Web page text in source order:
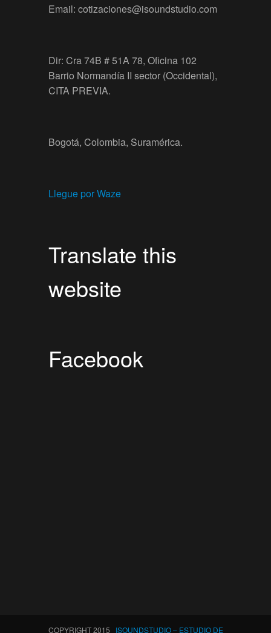
Email: cotizaciones@isoundstudio.com
Dir: Cra 74B # 51A 78, Oficina 102
Barrio Normandía II sector (Occidental),
CITA PREVIA.
Bogotá, Colombia, Suramérica.
Llegue por Waze
Translate this
website
Facebook
COPYRIGHT 2015 ISOUNDSTUDIO – ESTUDIO DE